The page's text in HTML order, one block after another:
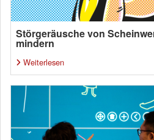
Störgeräusche von
mindern
Weiterlesen